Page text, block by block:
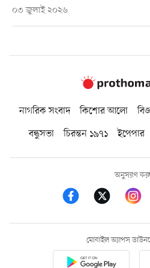
০৩ জুলাই ২০২৬
নাগরিক সংবাদ কিশোর আলো
বন্ধুসভা
চিরন্তন ১৯৭১ ইপেপার
অনুসরণ
মোবাইল অ্যাপস